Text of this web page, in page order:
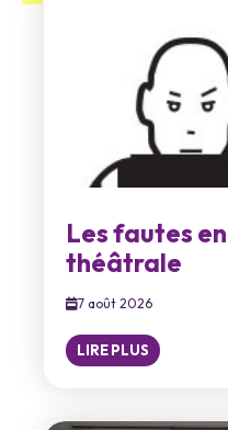
Les fautes
théâtrale
7 août 2026
LIRE PLUS